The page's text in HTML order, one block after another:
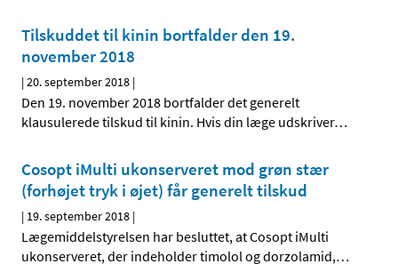
Tilskuddet til kinin bortfalder den 19.
november 2018
|20. september 2018 |
Den 19. november 2018 bortfalder det generelt
klausulerede tilskud til kinin. Hvis din læge udskriver…
Cosopt iMulti ukonserveret mod grøn stær
(forhøjet tryk i øjet) får generelt tilskud
| 19. september 2018 |
Lægemiddelstyrelsen har besluttet, at Cosopt iMulti
ukonserveret, der indeholder timolol og dorzolamid,…